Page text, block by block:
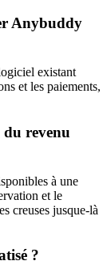
Anybuddy
existant
et les paiements,
revenu
à une
et le
creuses jusque-là
?